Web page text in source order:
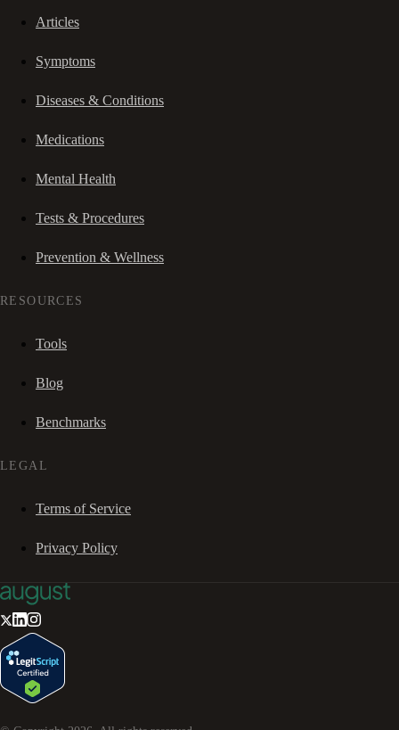
Articles
Symptoms
Diseases & Conditions
Medications
Mental Health
Tests & Procedures
Prevention & Wellness
RESOURCES
Tools
Blog
Benchmarks
LEGAL
Terms of Service
Privacy Policy